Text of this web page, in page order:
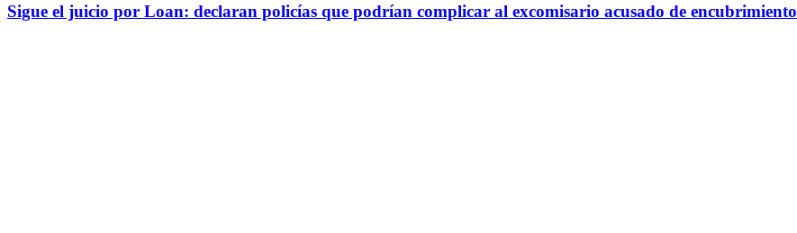
Sigue el juicio por Loan: declaran policías que podrían complicar al excomisario acusado de encubrimiento